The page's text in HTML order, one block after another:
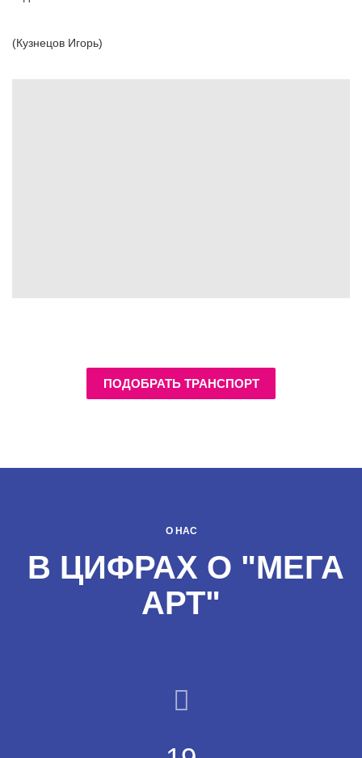
(Кузнецов Игорь)
ПОДОБРАТЬ ТРАНСПОРТ
О НАС
В ЦИФРАХ О "МЕГА
АРТ"